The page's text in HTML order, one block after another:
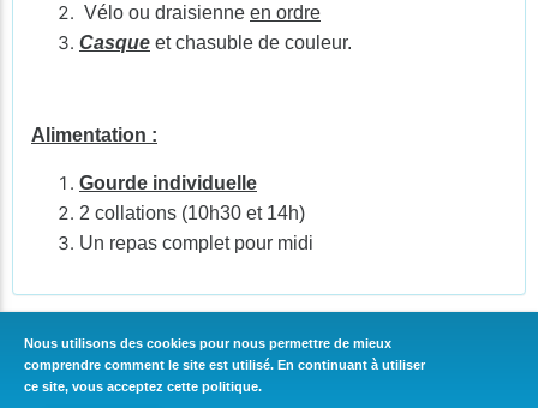
Vélo ou draisienne en ordre
Casque et chasuble de couleur.
Alimentation :
Gourde individuelle
2 collations (10h30 et 14h)
Un repas complet pour midi
CONTINUER
Nous utilisons des cookies pour nous permettre de mieux
comprendre comment le site est utilisé. En continuant à utiliser
ce site, vous acceptez cette politique.